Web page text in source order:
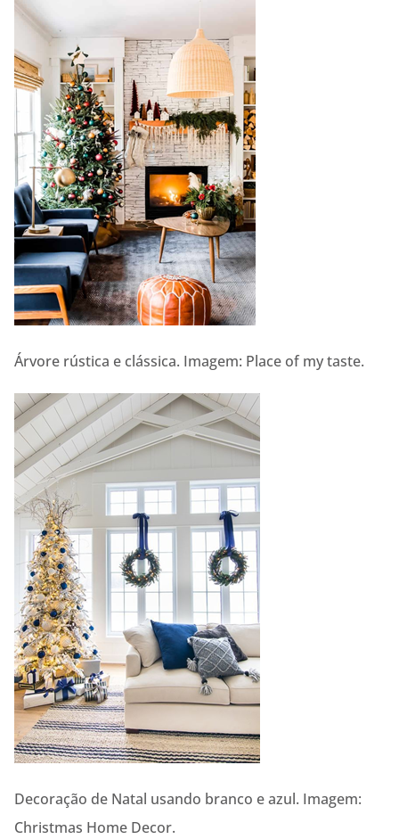
Árvore rústica e clássica. Imagem: Place of my taste.
Decoração de Natal usando branco e azul. Imagem:
Christmas Home Decor.